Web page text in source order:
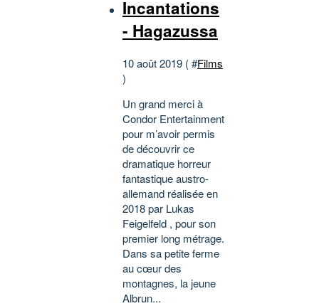
Incantations
- Hagazussa
10 août 2019 ( #Films
)
Un grand merci à
Condor Entertainment
pour m’avoir permis
de découvrir ce
dramatique horreur
fantastique austro-
allemand réalisée en
2018 par Lukas
Feigelfeld , pour son
premier long métrage.
Dans sa petite ferme
au cœur des
montagnes, la jeune
Albrun...